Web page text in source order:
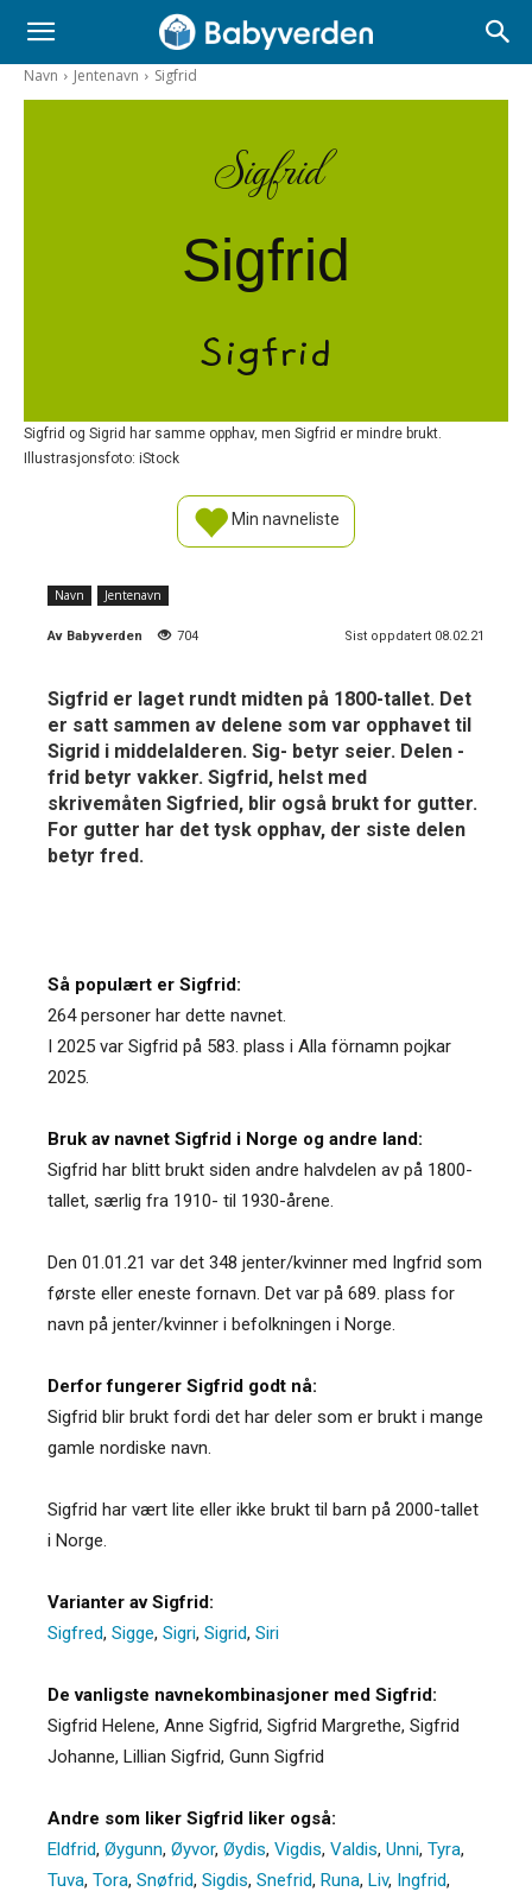
Navn Jentenavn Sigfrid
Sigfrid
Sigfrid
Sigfrid
Sigfrid og Sigrid har samme opphav, men Sigfrid er mindre brukt.
Illustrasjonsfoto: iStock
Min navneliste
Navn Jentenavn
Av Babyverden 704 Sist oppdatert 08.02.21
Sigfrid er laget rundt midten på 1800-tallet. Det
er satt sammen av delene som var opphavet til
Sigrid i middelalderen. Sig- betyr seier. Delen -
frid betyr vakker. Sigfrid, helst med
skrivemåten Sigfried, blir også brukt for gutter.
For gutter har det tysk opphav, der siste delen
betyr fred.
Så populært er Sigfrid:
264 personer har dette navnet.
I 2025 var Sigfrid på 583. plass i Alla förnamn pojkar
2025.
Bruk av navnet Sigfrid i Norge og andre land:
Sigfrid har blitt brukt siden andre halvdelen av på 1800-
tallet, særlig fra 1910- til 1930-årene.
Den 01.01.21 var det 348 jenter/kvinner med Ingfrid som
første eller eneste fornavn. Det var på 689. plass for
navn på jenter/kvinner i befolkningen i Norge.
Derfor fungerer Sigfrid godt nå:
Sigfrid blir brukt fordi det har deler som er brukt i mange
gamle nordiske navn.
Sigfrid har vært lite eller ikke brukt til barn på 2000-tallet
i Norge.
Varianter av Sigfrid:
Sigfred, Sigge, Sigri, Sigrid, Siri
De vanligste navnekombinasjoner med Sigfrid:
Sigfrid Helene, Anne Sigfrid, Sigfrid Margrethe, Sigfrid
Johanne, Lillian Sigfrid, Gunn Sigfrid
Andre som liker Sigfrid liker også:
Eldfrid, Øygunn, Øyvor, Øydis, Vigdis, Valdis, Unni, Tyra,
Tuva, Tora, Snøfrid, Sigdis, Snefrid, Runa, Liv, Ingfrid,